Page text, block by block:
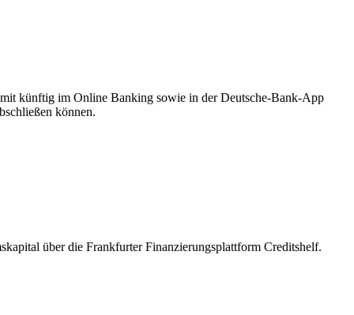
künftig im Online Banking sowie in der Deutsche-Bank-App
können.
über die Frankfurter Finanzierungsplattform Creditshelf.